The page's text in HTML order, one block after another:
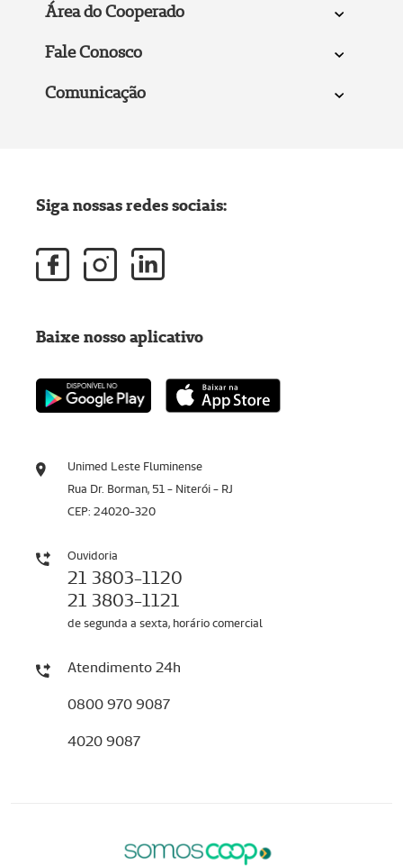
Área do Cooperado
Fale Conosco
Comunicação
Unimed Leste Fluminense
Rua Dr. Borman, 51 - Niterói - RJ
CEP: 24020-320
Ouvidoria
21 3803-1120
21 3803-1121
de segunda a sexta, horário comercial
Atendimento 24h
0800 970 9087
4020 9087
Siga nossas redes sociais:
Baixe nosso aplicativo